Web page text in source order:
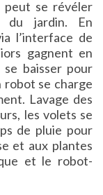
peut se révéler
du jardin. En
l’interface de
gagnent en
baisser pour
robot se charge
Lavage des
les volets se
de pluie pour
et aux plantes
et le robot-